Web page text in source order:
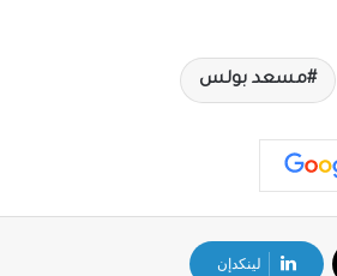
مسعد بولس
لينكدإن